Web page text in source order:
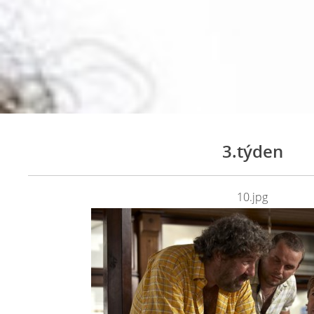
3.týden
10.jpg